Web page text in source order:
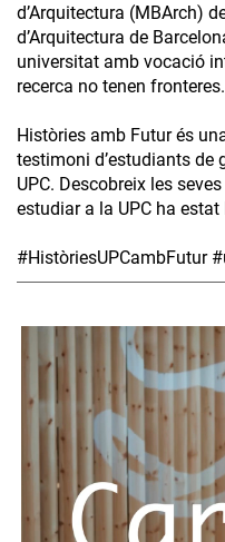
d’Arquitectura (MBArch)
d’Arquitectura de
universitat amb vocació
recerca no tenen fronteres.
Històries amb Futur és
testimoni d’estudiants de
UPC. Descobreix les
estudiar a la UPC ha
#HistòriesUPCambFutur